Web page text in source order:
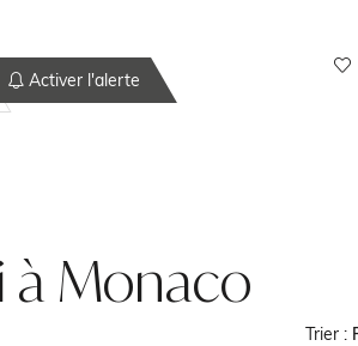
Activer l'alerte
à Monaco
Trier :